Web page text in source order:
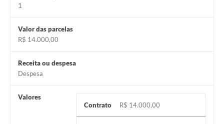
1
Valor das parcelas
R$ 14.000,00
Receita ou despesa
Despesa
Valores
Contrato
R$ 14.000,00